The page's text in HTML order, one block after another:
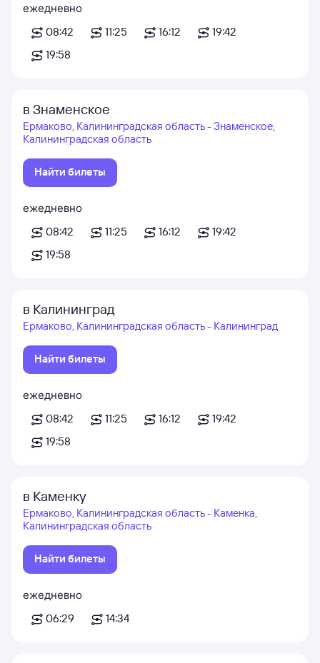
ежедневно
08:42
11:25 16:12
19:42
19:58
в Знаменское
Ермаково, Калининградская область - Знаменское,
Калининградская область
Найти билеты
ежедневно
08:42
11:25 16:12
19:42
19:58
в Калининград
Ермаково, Калининградская область - Калининград
Найти билеты
ежедневно
08:42
11:25 16:12
19:42
19:58
в Каменку
Ермаково, Калининградская область - Каменка,
Калининградская область
Найти билеты
ежедневно
06:29
14:34